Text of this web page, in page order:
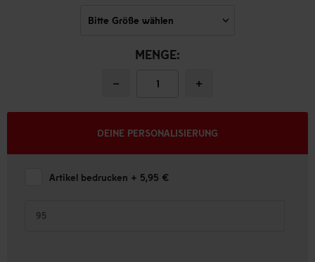
MENGE:
− +
DEINE PERSONALISIERUNG
Artikel bedrucken + 5,95 €